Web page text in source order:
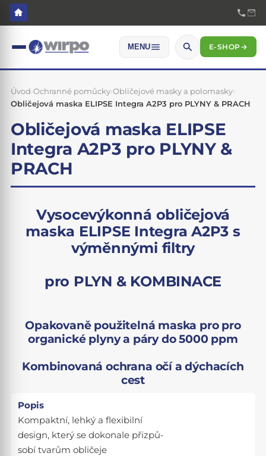
MENU E-SHOP→
Úvod›Ochranné pomůcky›Obličejové masky a polomasky›
Obličejová maska ELIPSE Integra A2P3 pro PLYNY & PRACH
Obličejová maska ELIPSE
Integra A2P3 pro PLYNY &
PRACH
Vysocevýkonná obličejová
maska ELIPSE Integra A2P3 s
výměnnými filtry
pro PLYN & KOMBINACE
Opakovaně použitelná maska pro pro
organické plyny a páry do 5000 ppm
Kombinovaná ochrana očí a dýchacích
cest
Popis
Kompaktní, lehký a flexibilní
design, který se dokonale přizpů­
sobí tvarům obličeje